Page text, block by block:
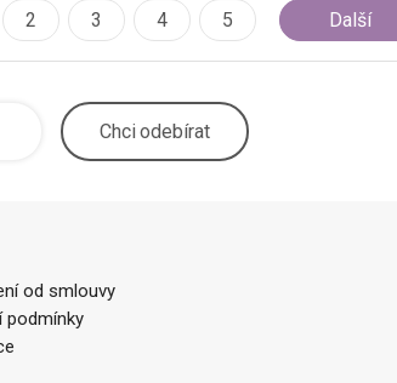
2 3 4 5 Další
Chciodebírat
od smlouvy
podmínky